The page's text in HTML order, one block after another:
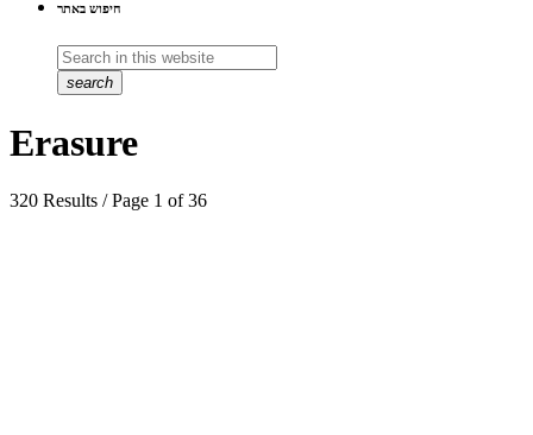
חיפוש באתר
search
Erasure
320 Results / Page 1 of 36